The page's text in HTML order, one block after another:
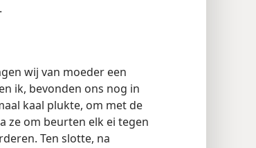
wij van moeder een
ik, bevonden ons nog in
kaal plukte, om met de
ze om beurten elk ei tegen
Ten slotte, na